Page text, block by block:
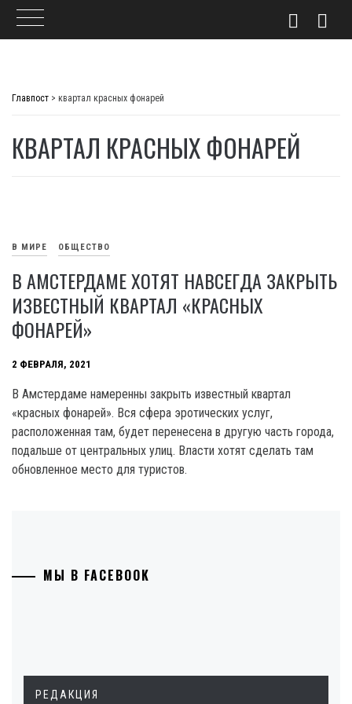
Главпост > квартал красных фонарей
КВАРТАЛ КРАСНЫХ ФОНАРЕЙ
В МИРЕ ОБЩЕСТВО
В АМСТЕРДАМЕ ХОТЯТ НАВСЕГДА ЗАКРЫТЬ
ИЗВЕСТНЫЙ КВАРТАЛ «КРАСНЫХ
ФОНАРЕЙ»
2 ФЕВРАЛЯ, 2021
В Амстердаме намеренны закрыть известный квартал
«красных фонарей». Вся сфера эротических услуг,
расположенная там, будет перенесена в другую часть города,
подальше от центральных улиц. Власти хотят сделать там
обновленное место для туристов.
МЫ В FACEBOOK
РЕДАКЦИЯ